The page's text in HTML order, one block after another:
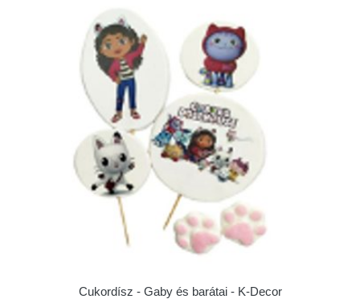
Cukordísz - Gaby és barátai - K-Decor